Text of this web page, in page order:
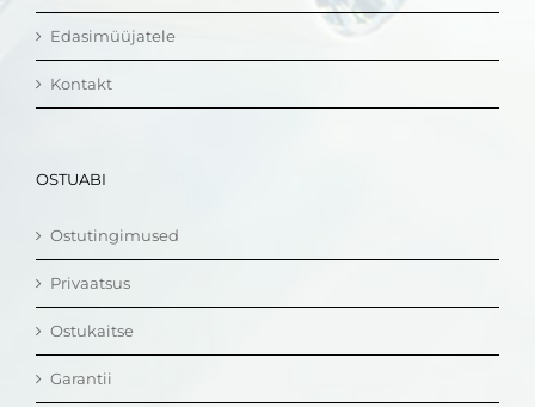
Edasimüüjatele
Kontakt
OSTUABI
Ostutingimused
Privaatsus
Ostukaitse
Garantii